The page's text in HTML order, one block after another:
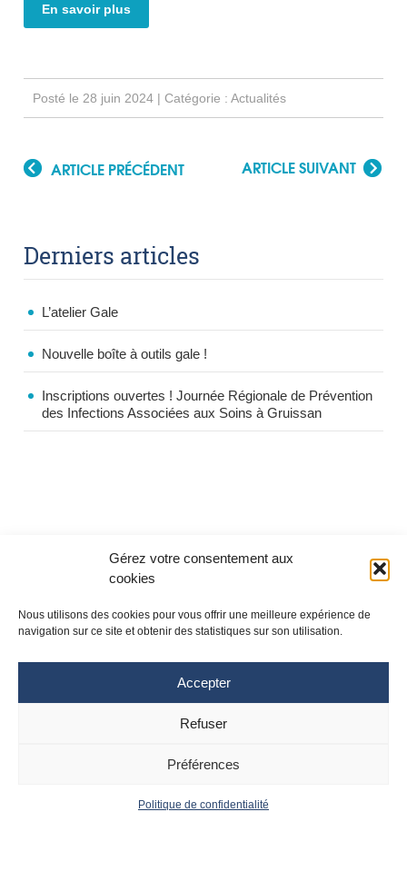
Gérez votre consentement aux
cookies
Nous utilisons des cookies pour vous offrir une meilleure expérience de
navigation sur ce site et obtenir des statistiques sur son utilisation.
Accepter
Refuser
Préférences
Politique de confidentialité
En savoir plus
Posté le 28 juin 2024 | Catégorie :Actualités
ARTICLE PRÉCÉDENT ARTICLE SUIVANT
Derniers articles
L’atelier Gale
Nouvelle boîte à outils gale !
Inscriptions ouvertes ! Journée Régionale de Prévention
des Infections Associées aux Soins à Gruissan
cpias-occitanie@chu-toulouse.fr
Site Montpellier
cpias-occitanie@chu-